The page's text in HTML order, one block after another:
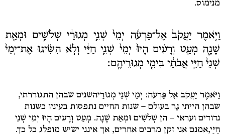
מנימוס.
וַיֹּ֤אמֶר יַעֲקֹב֙ אֶל־פַּרְעֹ֔ה יְמֵי֙ שְׁנֵ֣י מְגוּרַ֔י שְׁלֹשִׁ֥ים וּמְאַ֖ת
שָׁנָ֑ה מְעַ֣ט וְרָעִ֗ים הָיוּ֙ יְמֵי֙ שְׁנֵ֣י חַיַּ֔י וְלֹ֣א הִשִּׂ֗יגוּ אֶת־יְמֵי֙
שְׁנֵי֙ חַיֵּ֣י אֲבֹתַ֔י בִּימֵ֖י מְגוּרֵיהֶֽם׃
וַיֹּאמֶר יַעֲקֹב אֶל פַּרְעֹה: יְמֵי שְׁנֵי מְגוּרַיהשנים שבהן התגוררתי,
שבהן הייתי גֵר בעולם – שנות החיים נתפסות בעיניו כשנות
נדודים ועראי – הן שְׁלֹשִׁים וּמְאַת שָׁנָה. מְעַט וְרָעִים הָיוּ יְמֵי שְׁנֵי
חַיַּי,אמנם אני זקן מרבים אחרים, אך אינני ישיש מופלג כל כך.